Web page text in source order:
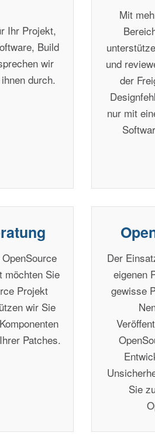
Ihr Projekt,
Build
wir
durch.
Mit
und
der
nur mit
möchten Sie
Projekt
wir Sie
Patches.
Der
eigenen
gewisse
Sie